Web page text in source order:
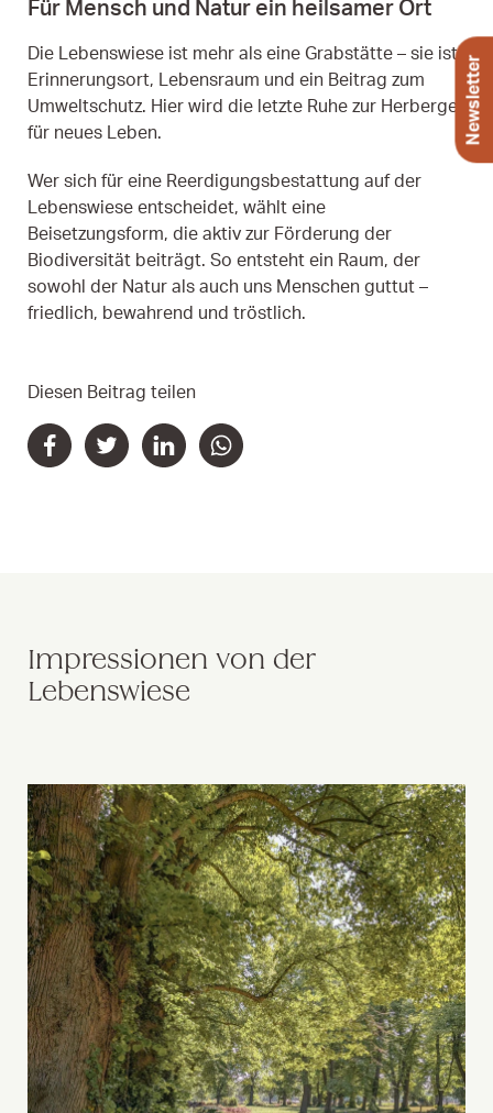
Teilen-Sektion überspringen
Diesen Beitrag teilen
Für Mensch und Natur ein heilsamer Ort
Die Lebenswiese ist mehr als eine Grabstätte – sie ist
Erinnerungsort, Lebensraum und ein Beitrag zum
Umweltschutz. Hier wird die letzte Ruhe zur Herberge
für neues Leben.
Wer sich für eine Reerdigungsbestattung auf der
Lebenswiese entscheidet, wählt eine
Beisetzungsform, die aktiv zur Förderung der
Biodiversität beiträgt. So entsteht ein Raum, der
sowohl der Natur als auch uns Menschen guttut –
friedlich, bewahrend und tröstlich.
Impressionen von der
Lebenswiese
Newsletter